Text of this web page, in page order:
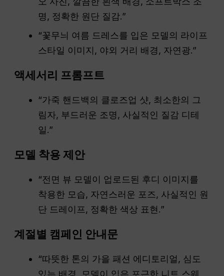
명, 정확한 원단 질감.”
“꽃무늬 여름 드레스를 입은 모델의 라이프
스타일 이미지, 야외 거리 배경, 자연광.”
액세서리 프롬프트
“가죽 핸드백의 클로즈업 샷, 최소한의 그
림자, 부드러운 조명, 사실적인 질감 디테
일.”
모델 착용 제안
“전면 뷰 모델이 업로드된 후디 이미지를
착용한 모습, 자연스러운 포즈, 사실적인 원
단 드레이프, 정확한 색상 표현.”
계절별 캠페인 안내문
“따뜻한 톤의 가을 패션 에디토리얼, 심도